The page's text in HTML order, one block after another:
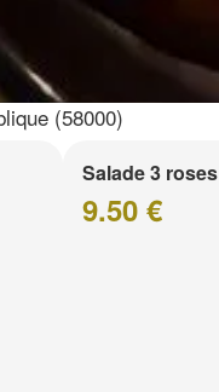
(58000)
Salade 3 roses
9.50 €